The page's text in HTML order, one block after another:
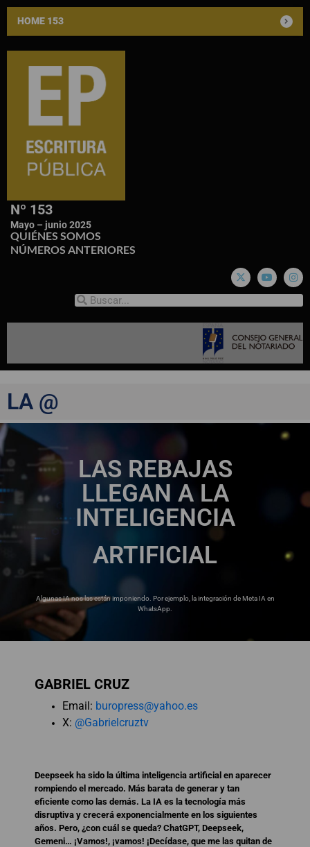
HOME 153
Nº 153
Mayo – junio 2025
QUIÉNES SOMOS
NÚMEROS ANTERIORES
LA @
LAS REBAJAS
LLEGAN A LA
INTELIGENCIA
ARTIFICIAL
Algunas IA nos las están imponiendo. Por ejemplo, la integración de Meta IA en
WhatsApp.
GABRIEL CRUZ
Email: buropress@yahoo.es
X: @Gabrielcruztv
Deepseek ha sido la última inteligencia artificial en aparecer
rompiendo el mercado. Más barata de generar y tan
eficiente como las demás. La IA es la tecnología más
disruptiva y crecerá exponencialmente en los siguientes
años. Pero, ¿con cuál se queda? ChatGPT, Deepseek,
Gemeni… ¡Vamos!, ¡vamos! ¡Decídase, que me las quitan de